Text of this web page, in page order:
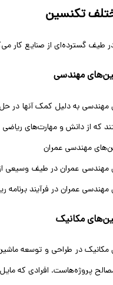
تکنسین‌
طیف گسترده‌ای از صنایع کار
مهندسی
به دلیل کمک آنها در
که از دانش و مهارت‌های ریاضی
مهندسی عمران
عمران در طیف وسیعی از
عمران در فرآیند برنامه
مکانیک
در طراحی و توسعه
پروژه‌هاست. افرادی که